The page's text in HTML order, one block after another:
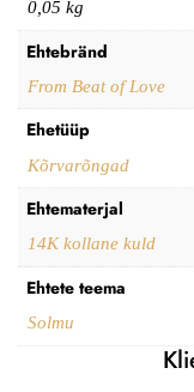
0,05 kg
Ehtebränd
From Beat of Love
Ehetüüp
Kõrvarõngad
Ehtematerjal
14K kollane kuld
Ehtete teema
Solmu